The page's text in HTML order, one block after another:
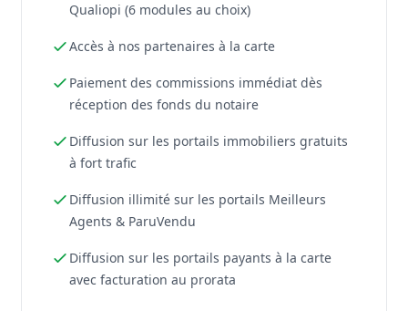
Qualiopi (6 modules au choix)
Accès à nos partenaires à la carte
Paiement des commissions immédiat dès
réception des fonds du notaire
Diffusion sur les portails immobiliers gratuits
à fort trafic
Diffusion illimité sur les portails Meilleurs
Agents & ParuVendu
Diffusion sur les portails payants à la carte
avec facturation au prorata